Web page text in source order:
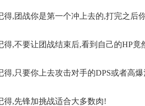
,团战你是第一个冲上去的,打完之后
,不要让团战结束后,看到自己的HP竟
,只要你上去攻击对手的DPS或者高爆
,先锋加挑战适合大多数肉!